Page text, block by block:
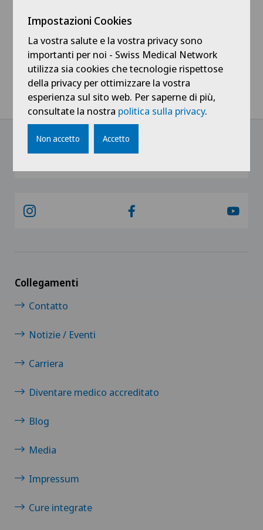
Legga l'articolo integralequi
Home
Notizie / Eventi
Corriere del Ticino - Locarno76 Al Locarno Film Festival la sanità
è... Viva
Collegamenti
Contatto
Notizie / Eventi
Carriera
Diventare medico accreditato
Blog
Media
Impressum
Cure integrate
Impostazioni Cookies
La vostra salute e la vostra privacy sono
importanti per noi - Swiss Medical Network
utilizza sia cookies che tecnologie rispettose
della privacy per ottimizzare la vostra
esperienza sul sito web. Per saperne di più,
consultate la nostra politica sulla privacy.
Non accetto Accetto